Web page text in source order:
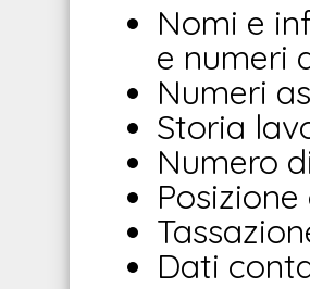
Nomi e
e numeri
Numeri
Storia
Numero
Dati